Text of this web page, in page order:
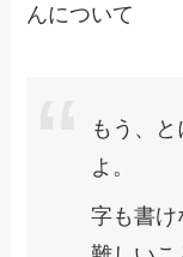
んについて
もう、
よ。
字も書け